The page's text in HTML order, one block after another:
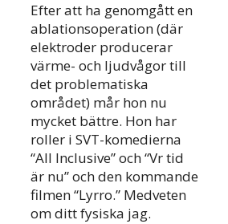
Efter att ha genomgått en
ablationsoperation (där
elektroder producerar
värme- och ljudvågor till
det problematiska
området) mår hon nu
mycket bättre. Hon har
roller i SVT-komedierna
“All Inclusive” och “Vr tid
är nu” och den kommande
filmen “Lyrro.” Medveten
om ditt fysiska jag.